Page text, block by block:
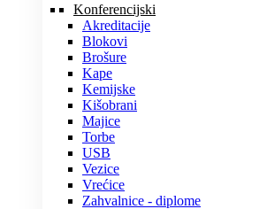
Konferencijski
Akreditacije
Blokovi
Brošure
Kape
Kemijske
Kišobrani
Majice
Torbe
USB
Vezice
Vrećice
Zahvalnice - diplome